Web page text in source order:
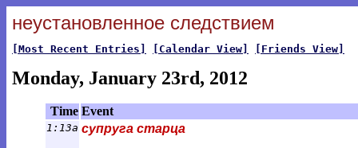
неустановленное следствием
[Most Recent Entries] [Calendar View] [Friends View]
Monday, January 23rd, 2012
Time Event
1:13a супруга старца